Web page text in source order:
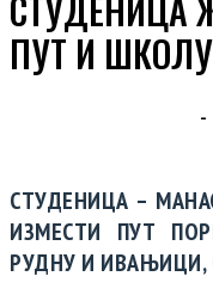
ПУТ И ШКОЛУ
-
СТУДЕНИЦА –
ИЗМЕСТИ ПУТ
РУДНУ И ИВАЊИЦИ,